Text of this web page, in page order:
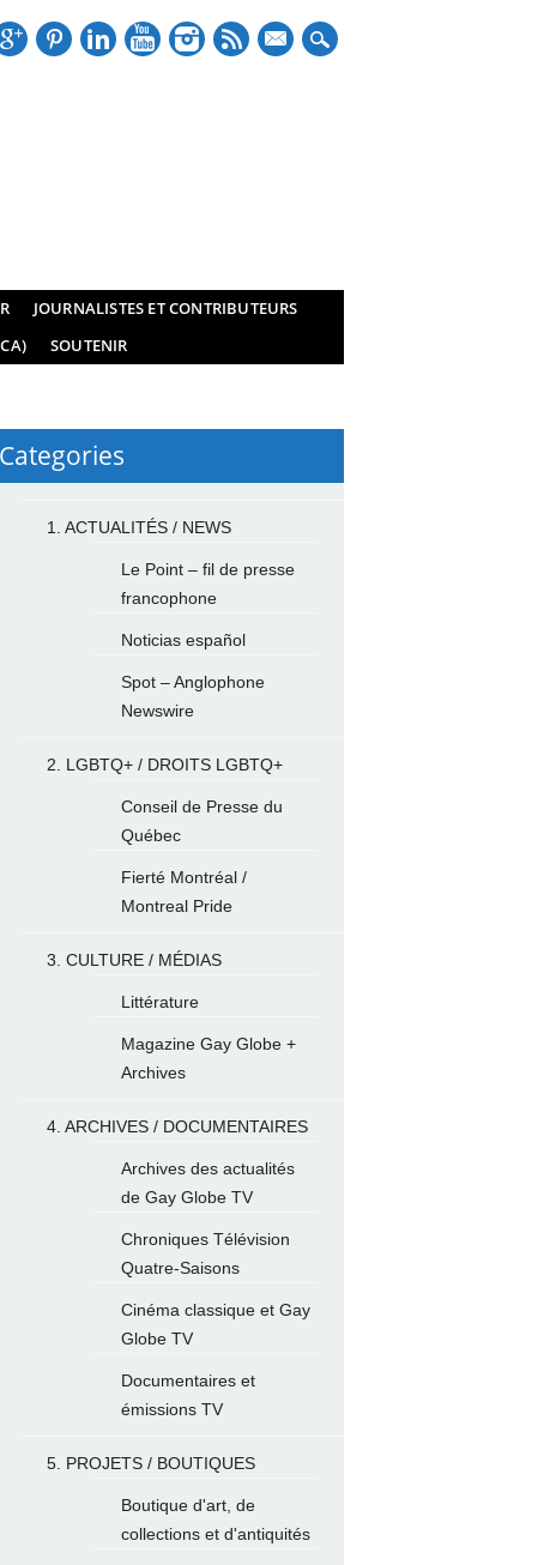
mail
JOURNALISTES ET CONTRIBUTEURS
SOUTENIR
Categories
1. ACTUALITÉS / NEWS
Le Point – fil de presse
francophone
Noticias español
Spot – Anglophone
Newswire
2. LGBTQ+ / DROITS LGBTQ+
Conseil de Presse du
Québec
Fierté Montréal /
Montreal Pride
3. CULTURE / MÉDIAS
Littérature
Magazine Gay Globe +
Archives
4. ARCHIVES / DOCUMENTAIRES
Archives des actualités
de Gay Globe TV
Chroniques Télévision
Quatre-Saisons
Cinéma classique et Gay
Globe TV
Documentaires et
émissions TV
5. PROJETS / BOUTIQUES
Boutique d'art, de
collections et d'antiquités